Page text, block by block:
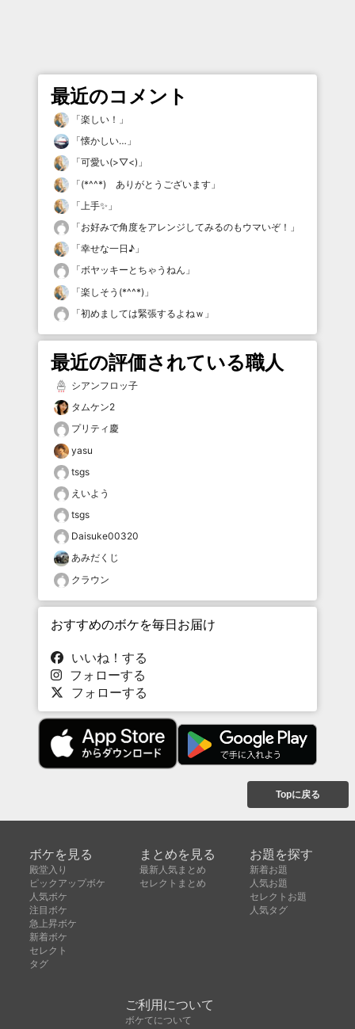
最近のコメント
「楽しい！ 」
「懐かしい… 」
「可愛い(>▽<) 」
「(*^^*) ありがとうございます 」
「 上手✨ 」
「お好みで角度をアレンジしてみるのもウマいぞ！ 」
「幸せな一日♪ 」
「ボヤッキーとちゃうねん 」
「楽しそう(*^^*) 」
「初めましては緊張するよねｗ 」
最近の評価されている職人
シアンフロッ子
タムケン2
プリティ慶
yasu
tsgs
えいよう
tsgs
Daisuke00320
あみだくじ
クラウン
おすすめのボケを毎日お届け
いいね！する
フォローする
フォローする
Topに戻る
ボケを見る
殿堂入り
ピックアップボケ
人気ボケ
注目ボケ
急上昇ボケ
新着ボケ
セレクト
タグ
まとめを見る
最新人気まとめ
セレクトまとめ
お題を探す
新着お題
人気お題
セレクトお題
人気タグ
ご利用について
ボケてについて